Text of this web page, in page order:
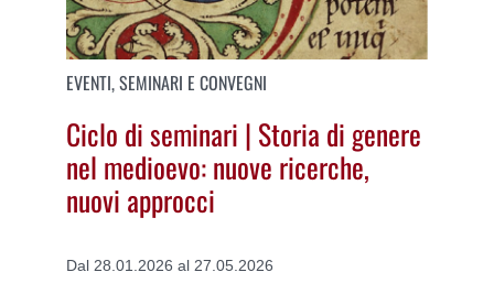
EVENTI, SEMINARI E CONVEGNI
Ciclo di seminari | Storia di genere
nel medioevo: nuove ricerche,
nuovi approcci
Dal 28.01.2026 al 27.05.2026